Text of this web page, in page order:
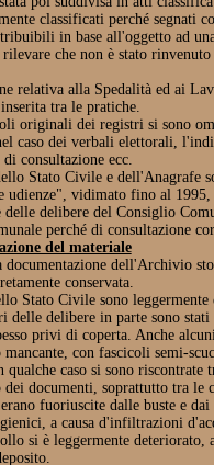
classificati perché segnati
in base all'oggetto ad
che non è stato
relativa alla Spedalità ed ai
tra le pratiche.
originali dei registri si sono
caso dei verbali elettorali,
consultazione ecc.
Stato Civile e dell'Anagrafe
udienze", vidimato fino al
delibere del Consiglio
perché di consultazione
del materiale
documentazione dell'Archivio
conservata.
Stato Civile sono
delle delibere in parte sono
privi di coperta. Anche
mancante, con fascicoli semi-
caso si sono riscontrate
documenti, soprattutto tra le
fuoriuscite dalle buste e
a causa d'infiltrazioni
si è leggermente deteriorato,